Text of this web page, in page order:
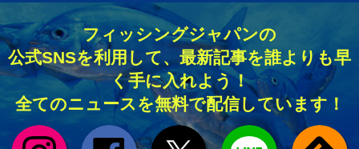
フィッシングジャパンの
公式SNSを利用して、最新記事を誰よりも早
く手に入れよう！
全てのニュースを無料で配信しています！